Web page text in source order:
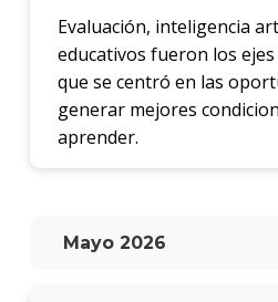
Evaluación, inteligencia
educativos fueron los
que se centró en las
generar mejores
aprender.
Mayo 2026